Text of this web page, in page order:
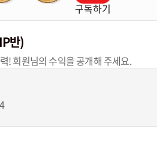
구독하기
반)
! 회원님의 수익을 공개해 주세요.